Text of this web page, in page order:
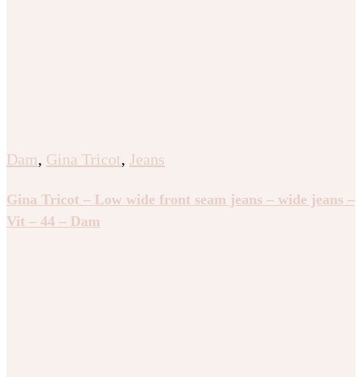
Dam, Gina Tricot, Jeans
Gina Tricot – Low wide front seam jeans – wide jeans –
Vit – 44 – Dam